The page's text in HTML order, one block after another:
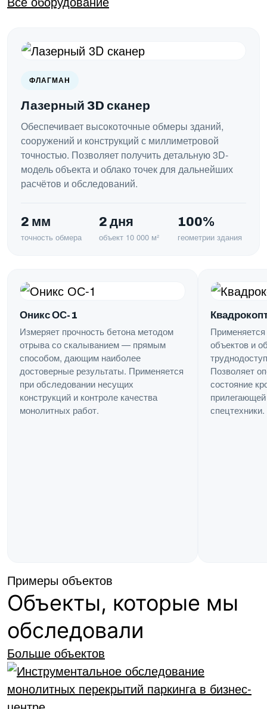
ФЛАГМАН
Лазерный 3D сканер
Обеспечивает высокоточные обмеры зданий,
сооружений и конструкций с миллиметровой
точностью. Позволяет получить детальную 3D-
модель объекта и облако точек для дальнейших
расчётов и обследований.
2 мм
точность обмера
2 дня
объект 10 000 м²
100%
геометрии здания
Оникс ОС-1
Измеряет прочность бетона методом
отрыва со скалыванием — прямым
способом, дающим наиболее
достоверные результаты. Применяется
при обследовании несущих
конструкций и контроле качества
монолитных работ.
объектов и
Позволяет
состояние
спецтехники.
Примеры объектов
Объекты, которые мы
обследовали
Больше объектов